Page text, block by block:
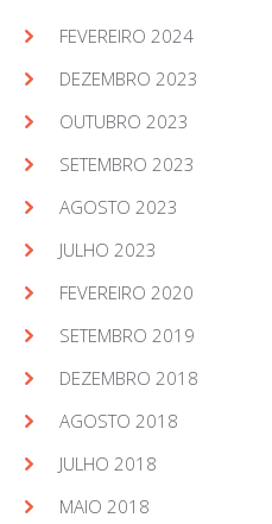
FEVEREIRO 2024
DEZEMBRO 2023
OUTUBRO 2023
SETEMBRO 2023
AGOSTO 2023
JULHO 2023
FEVEREIRO 2020
SETEMBRO 2019
DEZEMBRO 2018
AGOSTO 2018
JULHO 2018
MAIO 2018